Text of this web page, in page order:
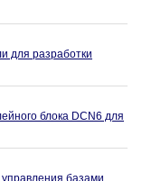
для разработки
блока DCN6 для
базами